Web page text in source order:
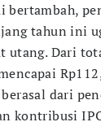
bertambah,
tahun ini
utang. Dari
dari
kontribusi